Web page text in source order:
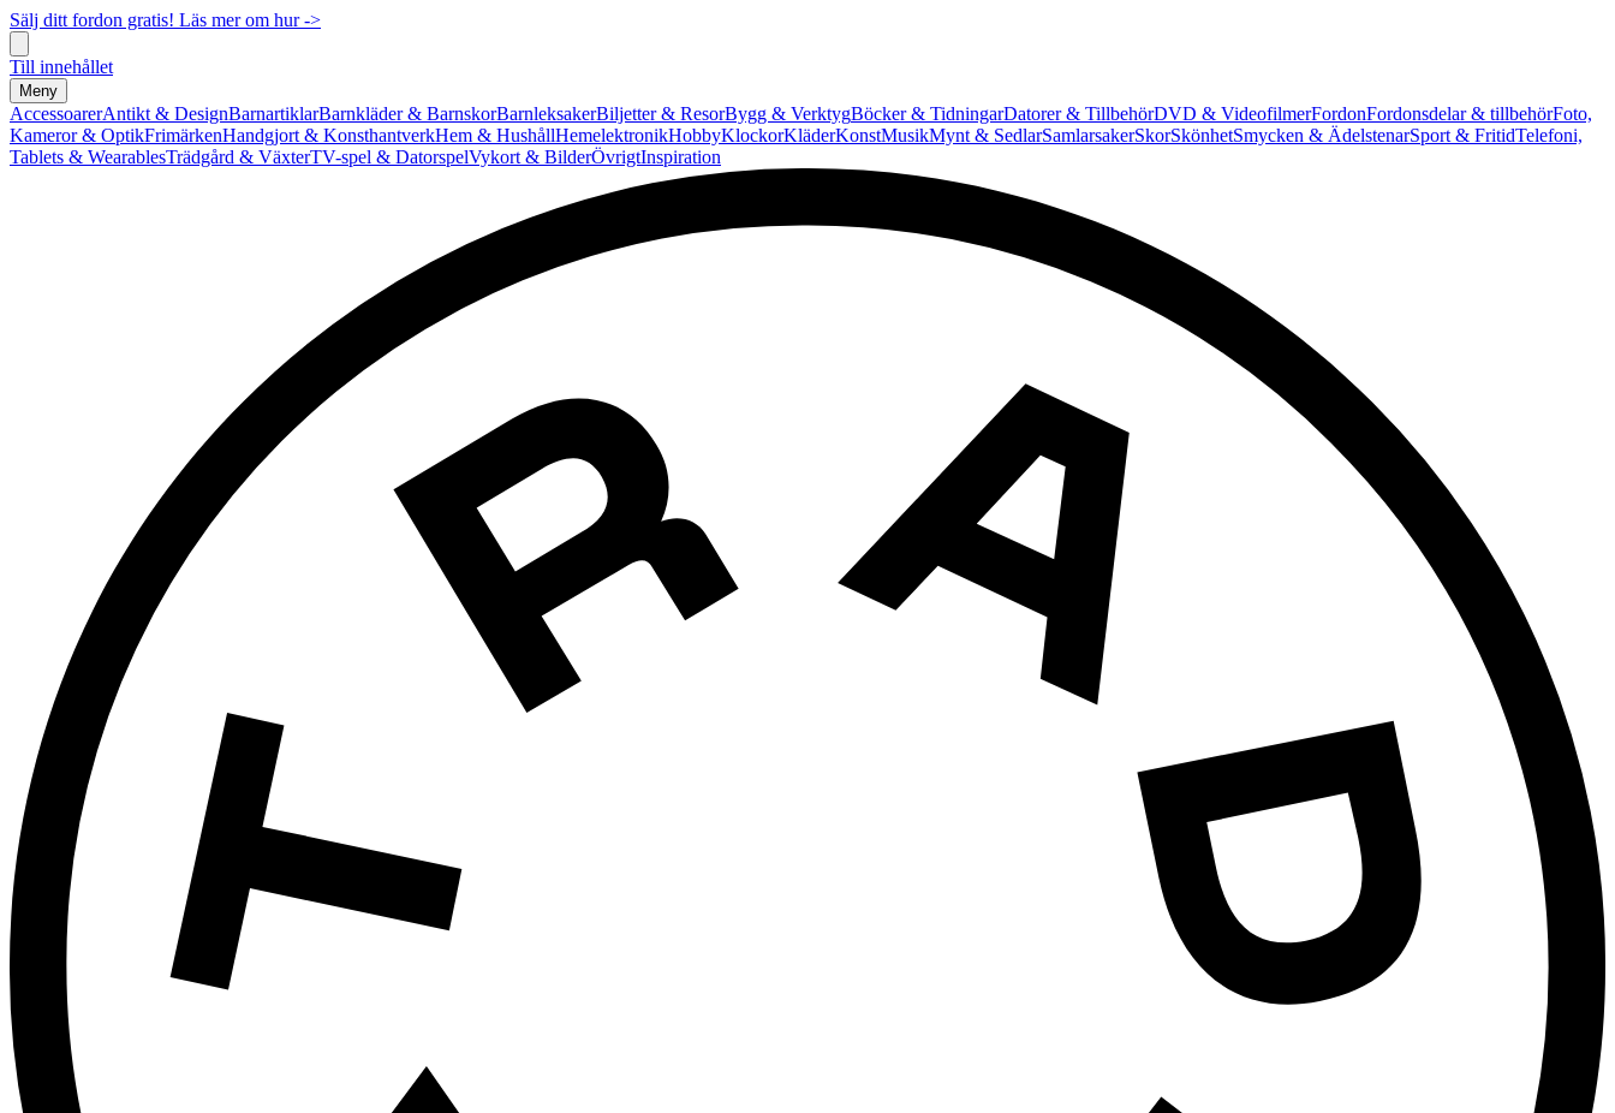
Sälj ditt fordon gratis! Läs mer om hur ->
Till innehållet
Meny
AccessoarerAntikt & DesignBarnartiklarBarnkläder & BarnskorBarnleksakerBiljetter & ResorBygg & VerktygBöcker & TidningarDatorer & TillbehörDVD & VideofilmerFordonFordonsdelar & tillbehörFoto,
Kameror & OptikFrimärkenHandgjort & KonsthantverkHem & HushållHemelektronikHobbyKlockorKläderKonstMusikMynt & SedlarSamlarsakerSkorSkönhetSmycken & ÄdelstenarSport & FritidTelefoni,
Tablets & WearablesTrädgård & VäxterTV-spel & DatorspelVykort & BilderÖvrigtInspiration